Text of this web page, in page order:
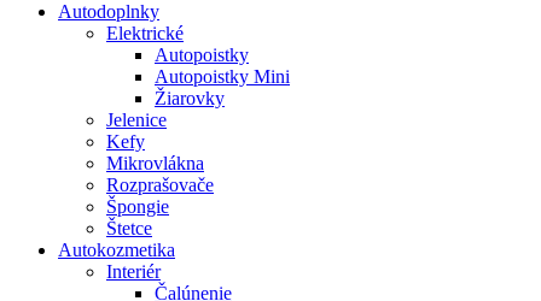
Autodoplnky
Elektrické
Autopoistky
Autopoistky Mini
Žiarovky
Jelenice
Kefy
Mikrovlákna
Rozprašovače
Špongie
Štetce
Autokozmetika
Interiér
Čalúnenie